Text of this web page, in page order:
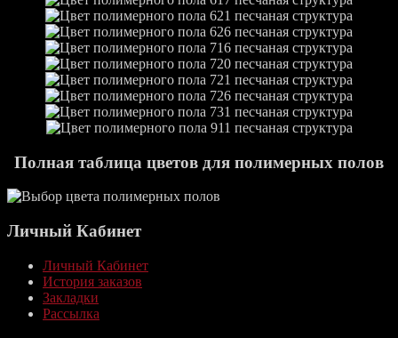
Полная таблица цветов для полимерных полов
Личный Кабинет
Личный Кабинет
История заказов
Закладки
Рассылка